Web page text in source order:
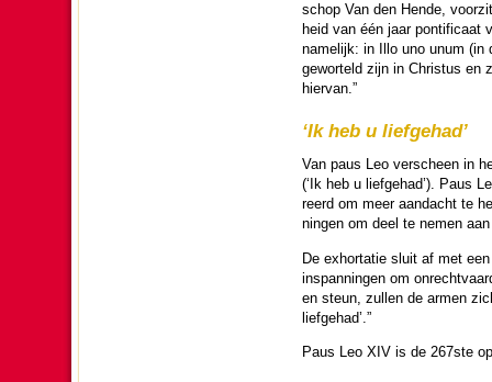
schop Van den Hende,
heid van één jaar pon­ti­fi­caat
name­lijk: in Illo uno unum (in
gewor­teld zijn in Christus en
hier­van.”
‘Ik heb u liefgehad’
Van paus Leo verscheen in
(‘Ik heb u liefgehad’). Paus
reerd om meer aan­dacht te
ningen om deel te nemen
De exhor­ta­tie sluit af met
in­span­ningen om
en steun, zullen de armen
liefgehad’.”
Paus Leo XIV is de 267ste